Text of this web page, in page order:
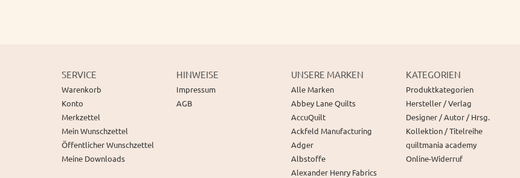
SERVICE
Warenkorb
Konto
Merkzettel
Mein Wunschzettel
Öffentlicher Wunschzettel
Meine Downloads
HINWEISE
Impressum
AGB
UNSERE MARKEN
Alle Marken
Abbey Lane Quilts
AccuQuilt
Ackfeld Manufacturing
Adger
Albstoffe
Alexander Henry Fabrics
KATEGORIEN
Produktkategorien
Hersteller / Verlag
Designer / Autor / Hrsg.
Kollektion / Titelreihe
quiltmania academy
Online-Widerruf